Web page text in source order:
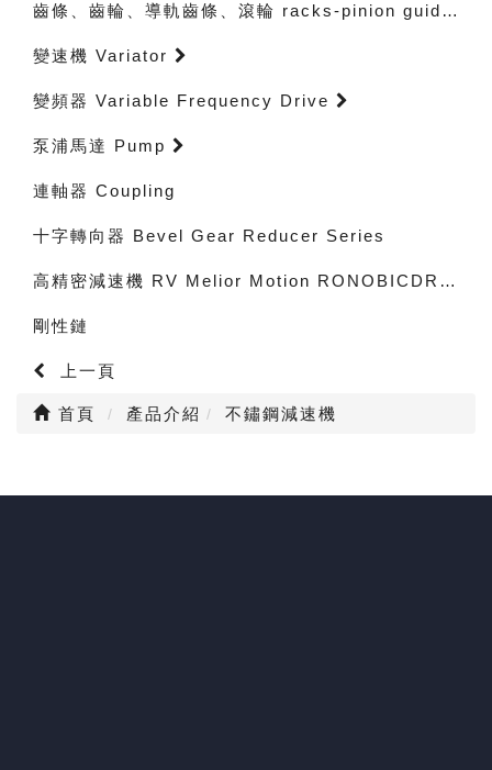
齒條、齒輪、導軌齒條、滾輪 racks-pinion guidewayracks-rollerbearings
變速機 Variator
變頻器 Variable Frequency Drive
泵浦馬達 Pump
連軸器 Coupling
十字轉向器 Bevel Gear Reducer Series
高精密減速機 RV Melior Motion RONOBICDRIVE planetary gear box
剛性鏈
上一頁
首頁 產品介紹 不鏽鋼減速機